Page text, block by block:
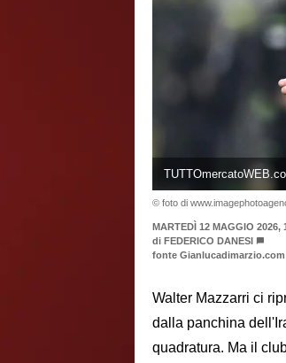
© foto di
MARTEDÌ 12 MAGGIO 2026,
di FEDERICO DANESI
fonte Gianlucadimarzio.com
Walter Mazzarri ci
dalla panchina
quadratura. Ma il